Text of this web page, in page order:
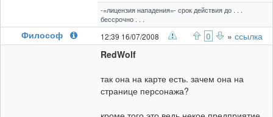
-=лицензия нападения=- срок действия до . . .
бессрочно . . .
Философ 12:39 16/07/2008 0 » ссылка
RedWolf
так она на карте есть. зачем она на
странице персонажа?